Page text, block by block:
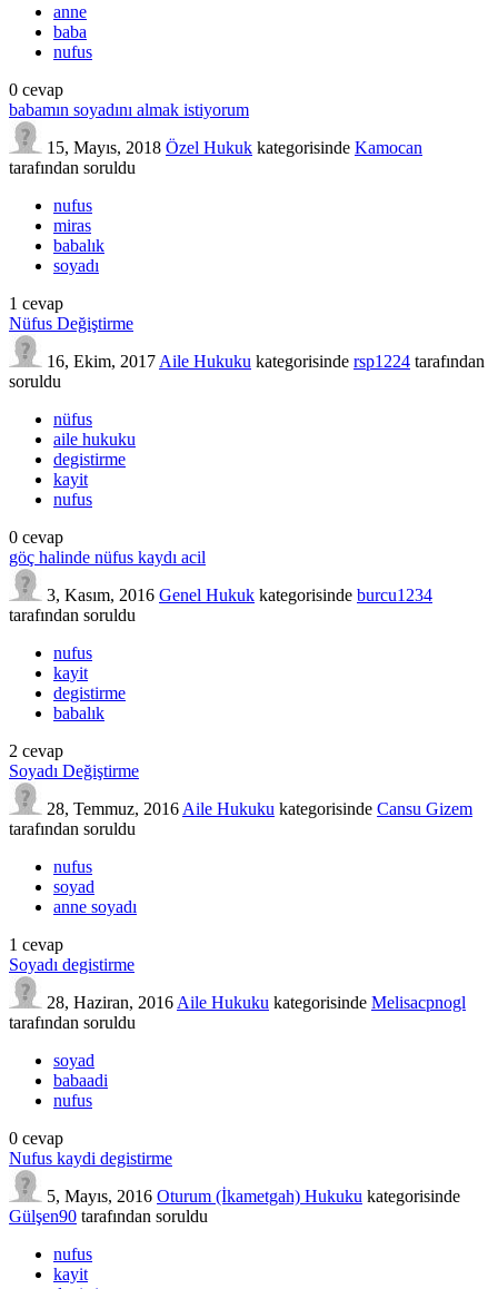
anne
baba
nufus
0 cevap
babamın soyadını almak istiyorum
15, Mayıs, 2018 Özel Hukuk kategorisinde Kamocan
tarafından soruldu
nufus
miras
babalık
soyadı
1 cevap
Nüfus Değiştirme
16, Ekim, 2017 Aile Hukuku kategorisinde rsp1224 tarafından
soruldu
nüfus
aile hukuku
degistirme
kayit
nufus
0 cevap
göç halinde nüfus kaydı acil
3, Kasım, 2016 Genel Hukuk kategorisinde burcu1234
tarafından soruldu
nufus
kayit
degistirme
babalık
2 cevap
Soyadı Değiştirme
28, Temmuz, 2016 Aile Hukuku kategorisinde Cansu Gizem
tarafından soruldu
nufus
soyad
anne soyadı
1 cevap
Soyadı degistirme
28, Haziran, 2016 Aile Hukuku kategorisinde Melisacpnogl
tarafından soruldu
soyad
babaadi
nufus
0 cevap
Nufus kaydi degistirme
5, Mayıs, 2016 Oturum (İkametgah) Hukuku kategorisinde
Gülşen90 tarafından soruldu
nufus
kayit